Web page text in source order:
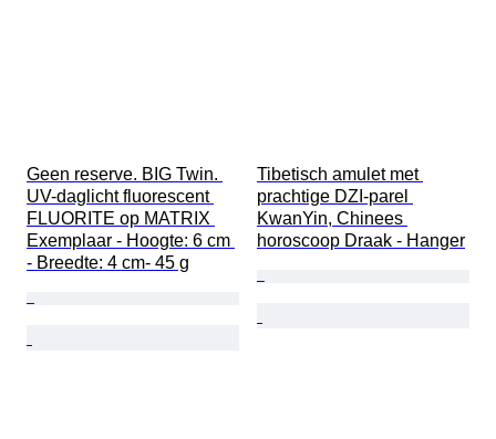
Geen reserve. BIG Twin.
UV-daglicht fluorescent
FLUORITE op MATRIX
Exemplaar - Hoogte: 6 cm
- Breedte: 4 cm- 45 g
Tibetisch amulet met
prachtige DZI-parel
KwanYin, Chinees
horoscoop Draak - Hanger